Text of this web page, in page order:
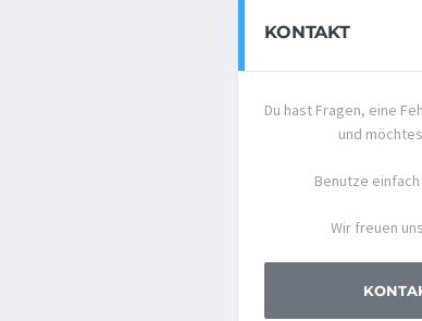
KONTAKT
Du hast Fragen, eine
und
Benutze
Wir freuen